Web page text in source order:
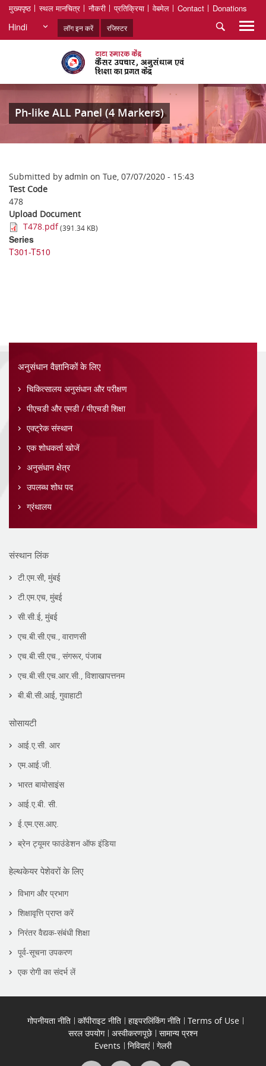
मुख्यपृष्ठ स्थल मानचित्र नौकरी प्रतिक्रिया वेबमेल Contact Donations
Hindi लॉग इन करें रजिस्टर
Ph-like ALL Panel (4 Markers)
Submitted by admin on Tue, 07/07/2020 - 15:43
Test Code
478
Upload Document
T478.pdf(391.34 KB)
Series
T301-T510
अनुसंधान वैज्ञानिकों के लिए
चिकित्सालय अनुसंधान और परीक्षण
पीएचडी और एमडी / पीएचडी शिक्षा
एक्ट्रेक संस्थान
एक शोधकर्ता खोजें
अनुसंधान क्षेत्र
उपलब्ध शोध पद
ग्रंथालय
संस्थान लिंक
टी.एम.सी, मुंबई
टी.एम.एच, मुंबई
सी.सी.ई, मुंबई
एच.बी.सी.एच., वाराणसी
एच.बी.सी.एच., संगरूर, पंजाब
एच.बी.सी.एच.आर.सी., विशाखापत्तनम
बी.बी.सी.आई, गुवाहाटी
सोसायटी
आई.ए.सी. आर
एम.आई.जी.
भारत बायोसाइंस
आई.ए.बी. सी.
ई.एम.एस.आए.
ब्रेन ट्यूमर फाउंडेशन ऑफ इंडिया
हेल्थकेयर पेशेवरों के लिए
विभाग और प्रभाग
शिक्षावृत्ति प्राप्त करें
निरंतर वैद्यक-संबंधी शिक्षा
पूर्व-सूचना उपकरण
एक रोगी का संदर्भ लें
गोपनीयता नीति कॉपीराइट नीति हाइपरलिंकिंग नीति
Terms of Use
सरल उपयोग
अस्वीकरणपूछे
सामान्य प्रश्न
Events
निविदाएं गेलरी